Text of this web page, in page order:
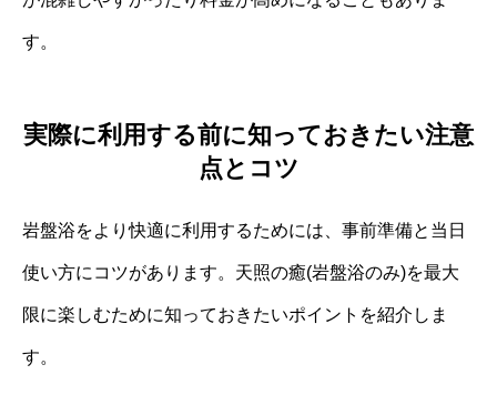
す。
実際に利用する前に知っておきたい注意
点とコツ
岩盤浴をより快適に利用するためには、事前準備と当日
使い方にコツがあります。天照の癒(岩盤浴のみ)を最大
限に楽しむために知っておきたいポイントを紹介しま
す。